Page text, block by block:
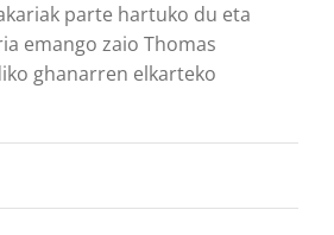
parte hartuko du eta
emango zaio Thomas
ghanarren elkarteko